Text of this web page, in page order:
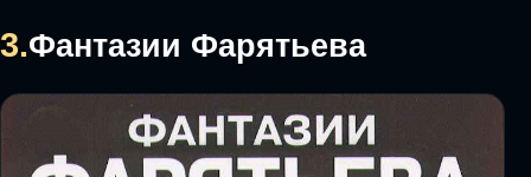
3.Фантазии Фарятьева